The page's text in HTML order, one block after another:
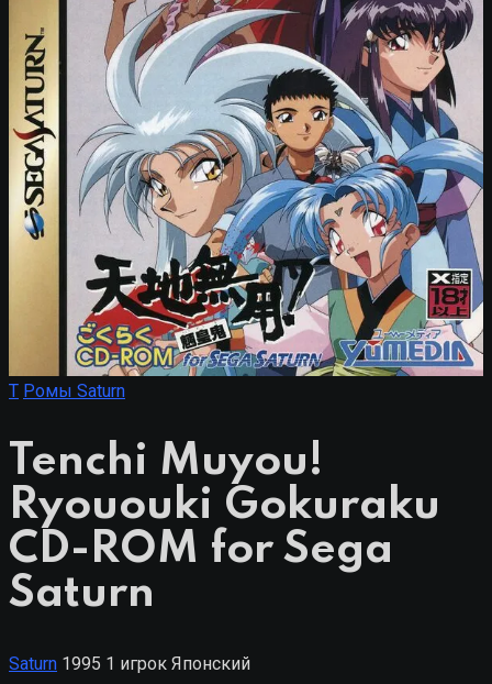
T Ромы Saturn
Tenchi Muyou!
Ryououki Gokuraku
CD-ROM for Sega
Saturn
Saturn 1995 1 игрок Японский